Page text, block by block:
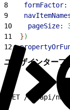
8
    formFactor:
9
10
    pageSize:
11
})
12
ユーザインターフ
GET /ui-api/